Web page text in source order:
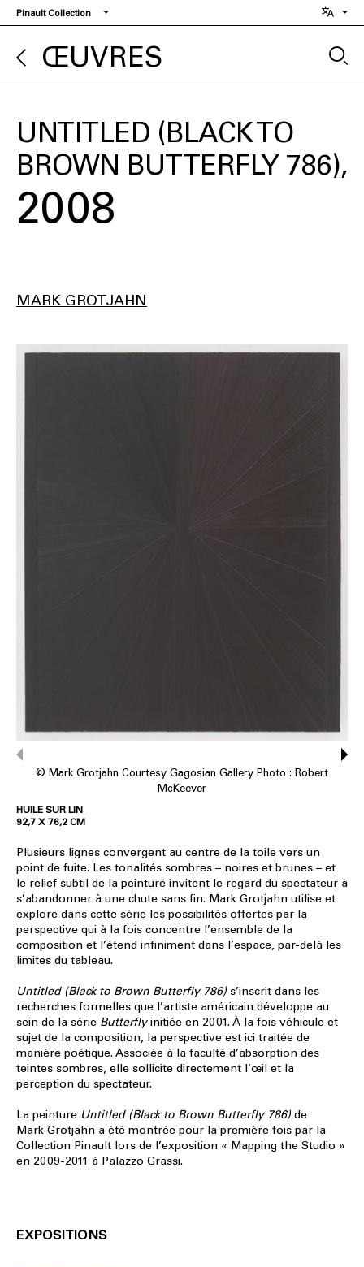
Aller
au
contenu
principal
Pinault Collection
ŒUVRES
UNTITLED (BLACK TO
BROWN BUTTERFLY 786)
2008
MARK GROTJAHN
© Mark Grotjahn Courtesy Gagosian Gallery Photo : Robert
McKeever
HUILE SUR LIN
92,7 X 76,2 CM
Plusieurs lignes convergent au centre de la toile vers un
point de fuite. Les tonalités sombres – noires et brunes – et
le relief subtil de la peinture invitent le regard du spectateur à
s’abandonner à une chute sans fin. Mark Grotjahn utilise et
explore dans cette série les possibilités offertes par la
perspective qui à la fois concentre l’ensemble de la
composition et l’étend infiniment dans l’espace, par-delà les
limites du tableau.
Untitled (Black to Brown Butterfly 786) s’inscrit dans les
recherches formelles que l’artiste américain développe au
sein de la série Butterflyinitiée en 2001. À la fois véhicule et
sujet de la composition, la perspective est ici traitée de
manière poétique. Associée à la faculté d’absorption des
teintes sombres, elle sollicite directement l’œil et la
perception du spectateur.
La peinture Untitled (Black to Brown Butterfly 786) de
Mark Grotjahn a été montrée pour la première fois par la
Collection Pinault lors de l’exposition « Mapping the Studio »
en 2009-2011 à Palazzo Grassi.
EXPOSITIONS